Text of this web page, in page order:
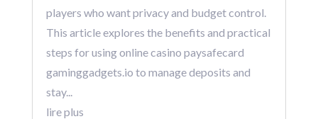
players who want privacy and budget control.
This article explores the benefits and practical
steps for using online casino paysafecard
gaminggadgets.io to manage deposits and
stay...
lire plus